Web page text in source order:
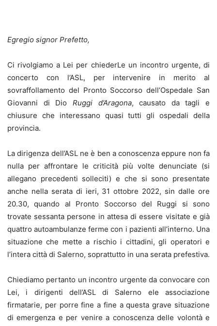
Egregio signor Prefetto,
Ci rivolgiamo a Lei per chiederLe un incontro urgente, di
concerto con l’ASL, perintervenire in merito al
sovraffollamento del Pronto Soccorso dell’Ospedale San
Giovanni di Dio Ruggi d’Aragona, causato da tagli e
chiusure che interessano quasi tutti gli ospedali della
provincia.
La dirigenza dell’ASL ne è ben a conoscenza eppure non fa
nulla per affrontare le criticità più volte denunciate (si
allegano precedenti solleciti) e che si sono presentate
anche nella serata di ieri, 31 ottobre 2022, sin dalle ore
20.30, quando al Pronto Soccorso del Ruggi si sono
trovate sessanta persone in attesa di essere visitate e già
quattro autoambulanze ferme con i pazienti all’interno. Una
situazione che mette a rischio i cittadini, gli operatori e
l’intera città di Salerno, soprattutto in una serata prefestiva.
Chiediamo pertanto un incontro urgente da convocare con
Lei, i dirigenti dell’ASL di Salerno eleassociazione
firmatarie, per porre fine a fine a questa grave situazione
di emergenza e per venire a conoscenzadelle volontà e